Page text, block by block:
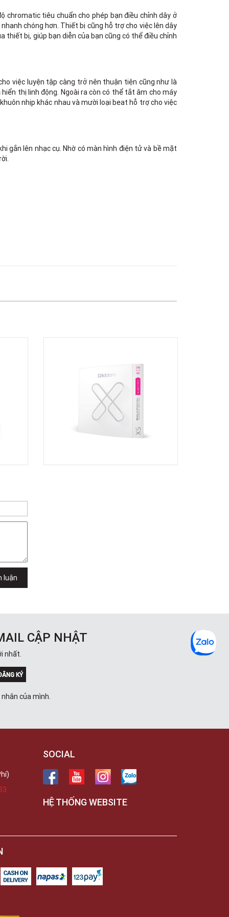
289 Vành Đai Trong, Phường An Lạc,
TPHCM, Quận Bình Tân, Hồ Chí Minh
Việt Thương Music - 102Q An
Dương Vương
Việt Thương Music - 94 Láng Hạ
Số 94 Láng Hạ, Phường Láng, Hà Nội,
Đống Đa, Hà Nội
chromatic tiêu chuẩn cho phép bạn điều chỉnh dây ở
chóng hơn. Thiết bị cũng hỗ trợ cho việc lên dây
bị, giúp bạn diễn của bạn cũng có thể điều chỉnh
việc luyện tập càng trở nên thuận tiện cũng như là
thị linh động. Ngoài ra còn có thể tắt âm cho máy
nhịp khác nhau và mười loại beat hỗ trợ cho việc
gắn lên nhạc cụ. Nhờ có màn hình điện tử và bề mặt
luận
CẬP NHẬT
nhất.
KÝ
của mình.
SOCIAL
HỆ THỐNG WEBSITE